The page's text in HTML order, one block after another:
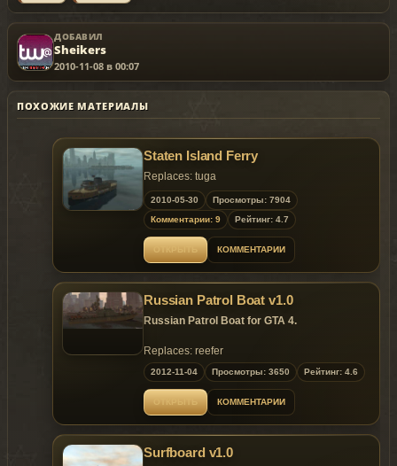
ДОБАВИЛ
Sheikers
2010-11-08 в 00:07
ПОХОЖИЕ МАТЕРИАЛЫ
Staten Island Ferry
Replaces: tuga
2010-05-30
Просмотры: 7904
Комментарии: 9
Рейтинг: 4.7
ОТКРЫТЬ КОММЕНТАРИИ
Russian Patrol Boat v1.0
Russian Patrol Boat for GTA 4.
Replaces: reefer
2012-11-04 Просмотры: 3650 Рейтинг: 4.6
ОТКРЫТЬ КОММЕНТАРИИ
Surfboard v1.0